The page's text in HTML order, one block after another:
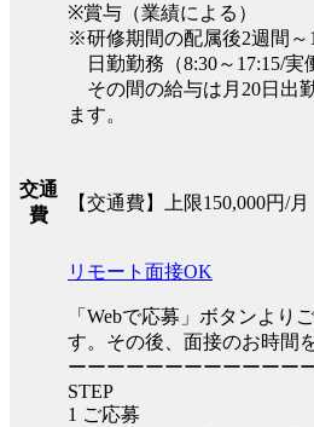
※賞与（業績による）
※研修期間の配属後2週間～
日勤勤務（8:30～17:15/実
その間の給与は月20日出
ます。
交通
費
【交通費】上限150,000円/
リモート面接OK
「Webで応募」ボタンより
す。その後、面接のお時間
ーーーーーーーーーーーー
STEP
1 ご応募